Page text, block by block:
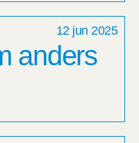
12 jun 2025
anders